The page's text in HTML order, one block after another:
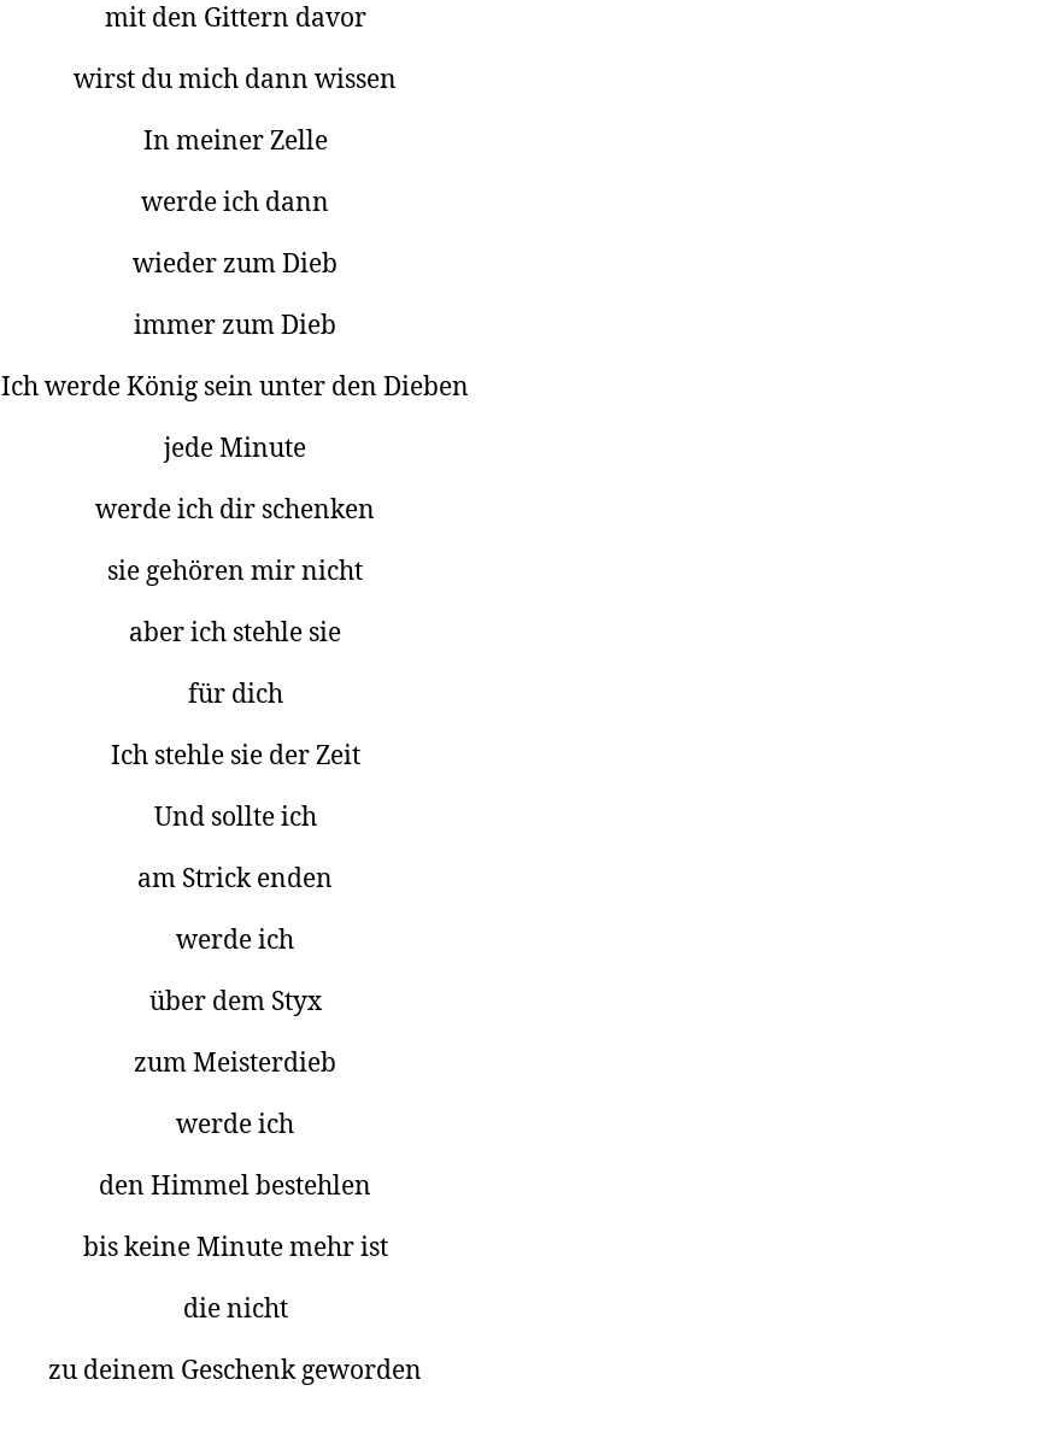
mit den Gittern davor
wirst du mich dann wissen
In meiner Zelle
werde ich dann
wieder zum Dieb
immer zum Dieb
Ich werde König sein unter den Dieben
jede Minute
werde ich dir schenken
sie gehören mir nicht
aber ich stehle sie
für dich
Ich stehle sie der Zeit
Und sollte ich
am Strick enden
werde ich
über dem Styx
zum Meisterdieb
werde ich
den Himmel bestehlen
bis keine Minute mehr ist
die nicht
zu deinem Geschenk geworden